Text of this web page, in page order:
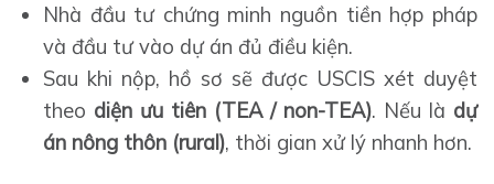
Nhà đầu tư chứng minh nguồn tiền hợp pháp
và đầu tư vào dự án đủ điều kiện.
Sau khi nộp, hồ sơ sẽ được USCIS xét duyệt
theo diện ưu tiên (TEA / non-TEA). Nếu là dự
án nông thôn (rural), thời gian xử lý nhanh hơn.